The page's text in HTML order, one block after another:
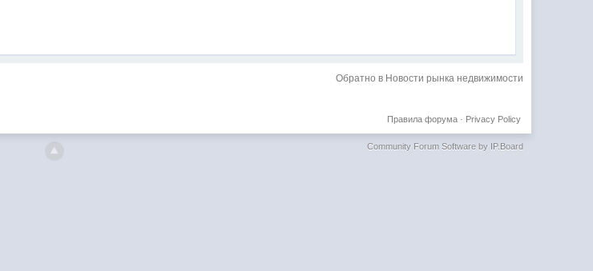
Обратно в Новости рынка недвижимости
Privacy Policy
Правила форума·
Community Forum Software by IP.Board